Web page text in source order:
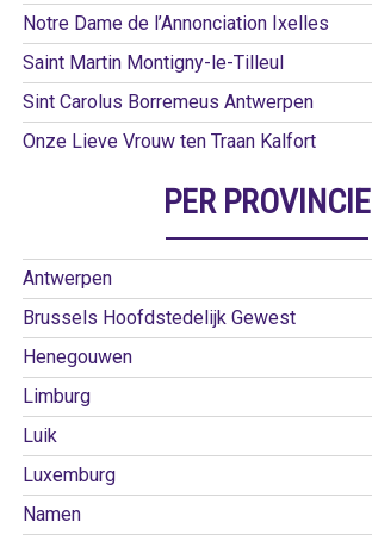
Notre Dame de l’Annonciation Ixelles
Saint Martin Montigny-le-Tilleul
Sint Carolus Borremeus Antwerpen
Onze Lieve Vrouw ten Traan Kalfort
PER PROVINCIE
Antwerpen
Brussels Hoofdstedelijk Gewest
Henegouwen
Limburg
Luik
Luxemburg
Namen